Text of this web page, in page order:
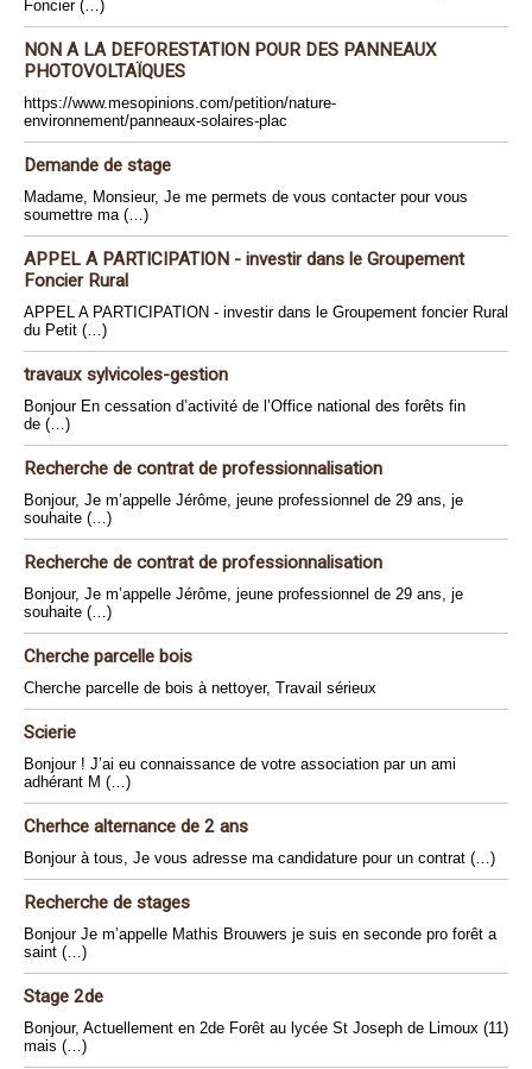
Foncier (…)
NON A LA DEFORESTATION POUR DES PANNEAUX
PHOTOVOLTAÏQUES
https://www.mesopinions.com/petition/nature-
environnement/panneaux-solaires-plac
Demande de stage
Madame, Monsieur, Je me permets de vous contacter pour vous
soumettre ma (…)
APPEL A PARTICIPATION - investir dans le Groupement
Foncier Rural
APPEL A PARTICIPATION - investir dans le Groupement foncier Rural
du Petit (…)
travaux sylvicoles-gestion
Bonjour En cessation d’activité de l’Office national des forêts fin
de (…)
Recherche de contrat de professionnalisation
Bonjour, Je m’appelle Jérôme, jeune professionnel de 29 ans, je
souhaite (…)
Recherche de contrat de professionnalisation
Bonjour, Je m’appelle Jérôme, jeune professionnel de 29 ans, je
souhaite (…)
Cherche parcelle bois
Cherche parcelle de bois à nettoyer, Travail sérieux
Scierie
Bonjour ! J’ai eu connaissance de votre association par un ami
adhérant M (…)
Cherhce alternance de 2 ans
Bonjour à tous, Je vous adresse ma candidature pour un contrat (…)
Recherche de stages
Bonjour Je m’appelle Mathis Brouwers je suis en seconde pro forêt a
saint (…)
Stage 2de
Bonjour, Actuellement en 2de Forêt au lycée St Joseph de Limoux (11)
mais (…)